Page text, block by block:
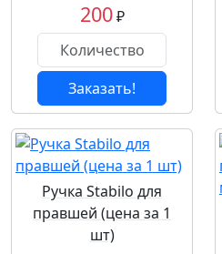
200₽
Заказать!
Ручка Stabilo для
правшей (цена за 1
шт)